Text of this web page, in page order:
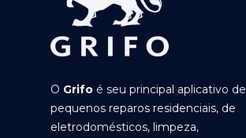
O Grifo é seu principal aplicativo de
pequenos reparos residenciais, de
eletrodomésticos, limpeza,